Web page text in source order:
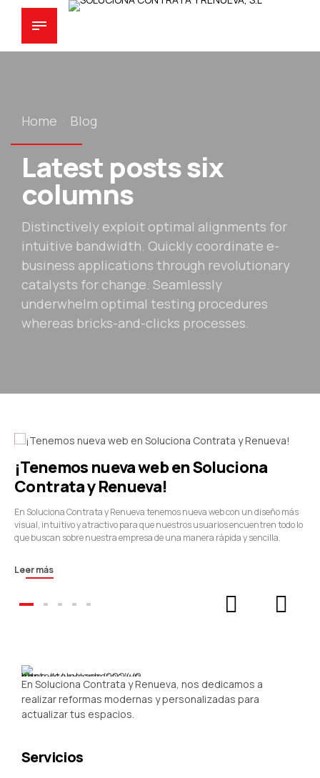
Home Blog
Latest posts six
columns
Distinctively exploit optimal alignments for
intuitive bandwidth. Quickly coordinate e-
business applications through revolutionary
catalysts for change. Seamlessly
underwhelm optimal testing procedures
whereas bricks-and-clicks processes.
¡Tenemos nueva web en Soluciona
Contrata y Renueva!
En Soluciona Contrata y Renueva tenemos nueva web con un diseño más
visual, intuitivo y atractivo para que nuestros usuarios encuentren todo lo
que buscan sobre nuestra empresa de una manera rápida y sencilla.
Leer más
En Soluciona Contrata y Renueva, nos dedicamos a
realizar reformas modernas y personalizadas para
actualizar tus espacios.
Servicios